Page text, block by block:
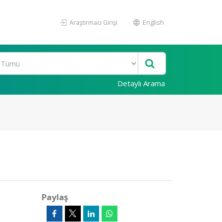
Araştırmacı Girişi English
Detaylı Arama
Paylaş